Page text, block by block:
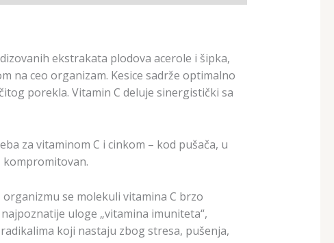
ekstrakata plodova acerole i šipka,
na ceo organizam. Kesice sadrže optimalno
porekla. Vitamin C deluje sinergistički sa
za vitaminom C i cinkom – kod pušača, u
kompromitovan.
se molekuli vitamina C brzo
uloge „vitamina imuniteta“,
koji nastaju zbog stresa, pušenja,